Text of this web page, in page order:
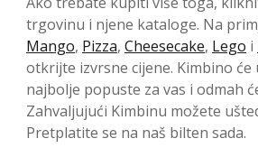
trgovinu i njene kataloge. Na
Mango, Pizza, Cheesecake, Lego i
otkrijte izvrsne cijene. Kimbino će
najbolje popuste za vas i odmah
Zahvaljujući Kimbinu možete
Pretplatite se na naš bilten sada.